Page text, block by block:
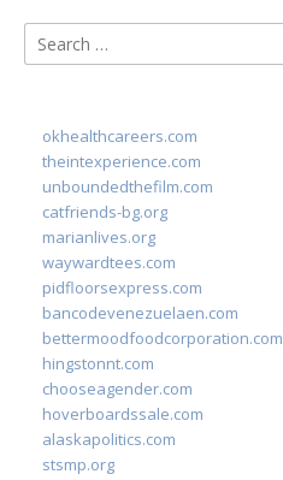
Search
for:
okhealthcareers.com
theintexperience.com
unboundedthefilm.com
catfriends-bg.org
marianlives.org
waywardtees.com
pidfloorsexpress.com
bancodevenezuelaen.com
bettermoodfoodcorporation.com
hingstonnt.com
chooseagender.com
hoverboardssale.com
alaskapolitics.com
stsmp.org